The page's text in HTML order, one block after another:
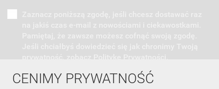
CENIMY PRYWATNOŚĆ